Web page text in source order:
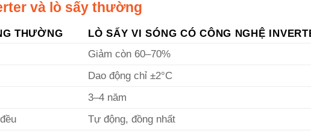
và lò sấy thường
THƯỜNG
LÒ SẤY VI SÓNG CÓ CÔNG NGHỆ
Giảm còn 60–70%
Dao động chỉ ±2°C
3–4 năm
Tự động, đồng nhất